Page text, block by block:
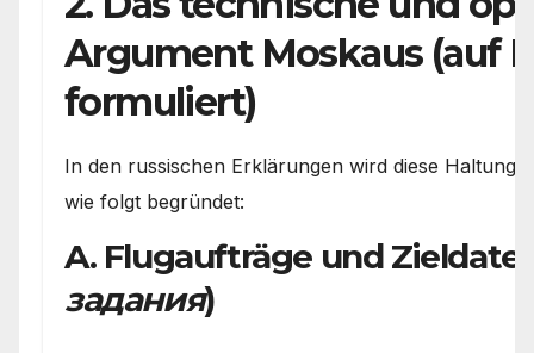
Argument Moskaus (auf
formuliert)
In den russischen Erklärungen wird diese Haltung
wie folgt begründet:
A. Flugaufträge und
задания)